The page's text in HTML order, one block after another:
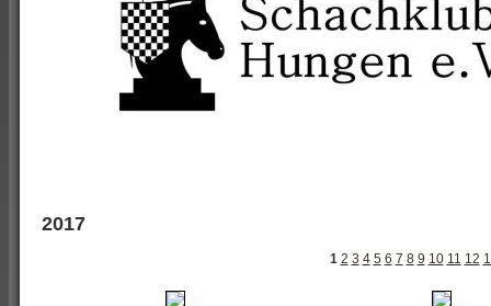
2017
1 2 3 4 5 6 7 8 9 10 11 12